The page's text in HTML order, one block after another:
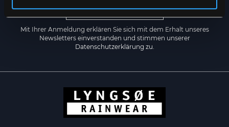
REGISTRIEREN
Mit Ihrer Anmeldung erklären Sie sich mit dem Erhalt unseres
Newsletters einverstanden und stimmen unserer
Datenschutzerklärung zu.